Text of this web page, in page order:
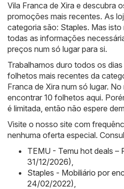
Vila Franca de Xira e descubra
promoções mais recentes. As
categoria são: Staples. Mas
todas as informações
preços num só lugar para si.
Trabalhamos duro todos os
folhetos mais recentes da
Franca de Xira num só lugar.
encontrar 10 folhetos aqui.
é limitada, então não espere
Visite o nosso site com
nenhuma oferta especial.
TEMU - Temu hot deals
31/12/2026),
Staples - Mobiliário por
24/02/2022),